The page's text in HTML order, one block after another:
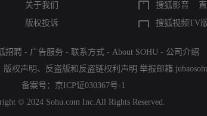
关于我们
版权投诉
搜狐影音
搜狐视频TV
招聘 - 广告服务 - 联系方式 - About SOHU - 公司介绍
版权声明 、 反盗版和反盗链权利声明 举报邮箱
备案号： 京ICP证030367号-1
© 2024 Sohu.com Inc.All Rights Reserved.